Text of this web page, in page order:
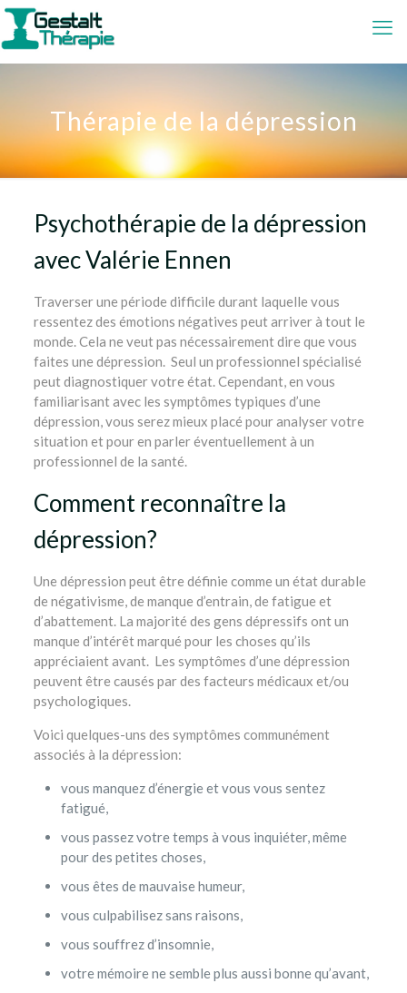
Thérapie de la dépression
Psychothérapie de la dépression
avecValérie Ennen
Traverser une période difficile durant laquelle vous
ressentez des émotions négatives peut arriver à tout le
monde. Cela ne veut pas nécessairement dire que vous
faites une dépression. Seul un professionnel spécialisé
peut diagnostiquer votre état. Cependant, en vous
familiarisant avec les symptômes typiques d’une
dépression, vous serez mieux placé pour analyser votre
situation et pour en parler éventuellement à un
professionnel de la santé.
Comment reconnaître la
dépression?
Une dépression peut être définie comme un état durable
de négativisme, de manque d’entrain, de fatigue et
d’abattement. La majorité des gens dépressifs ont un
manque d’intérêt marqué pour les choses qu’ils
appréciaient avant. Les symptômes d’une dépression
peuvent être causés par des facteurs médicaux et/ou
psychologiques.
Voici quelques-uns des symptômes communément
associés à la dépression:
vous manquez d’énergie et vous vous sentez
fatigué,
vous passez votre temps à vous inquiéter, même
pour des petites choses,
vous êtes de mauvaise humeur,
vous culpabilisez sans raisons,
vous souffrez d’insomnie,
votre mémoire ne semble plus aussi bonne qu’avant,